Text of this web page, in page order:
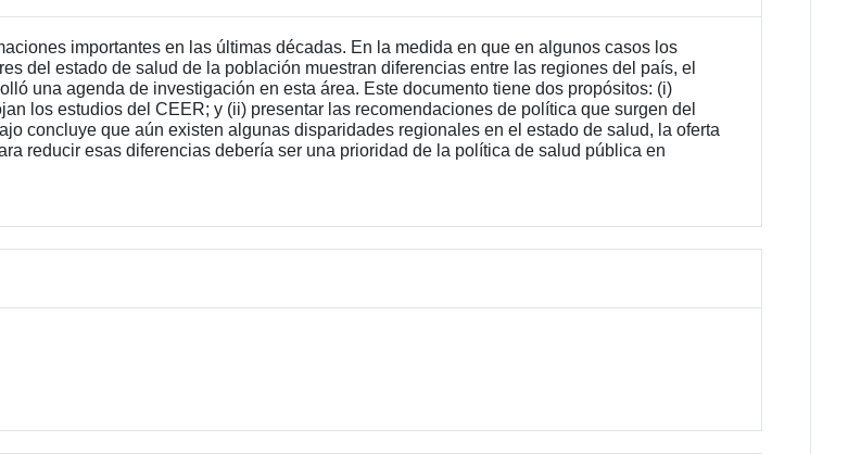
importantes en las últimas décadas. En la medida en que en algunos casos los
del estado de salud de la población muestran diferencias entre las regiones del país, el
una agenda de investigación en esta área. Este documento tiene dos propósitos: (i)
los estudios del CEER; y (ii) presentar las recomendaciones de política que surgen del
concluye que aún existen algunas disparidades regionales en el estado de salud, la oferta
reducir esas diferencias debería ser una prioridad de la política de salud pública en